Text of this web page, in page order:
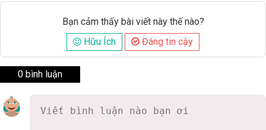
Bạn cảm thấy bài viết này thế nào?
Hữu Ích
Đáng tin cậy
0 bình luận